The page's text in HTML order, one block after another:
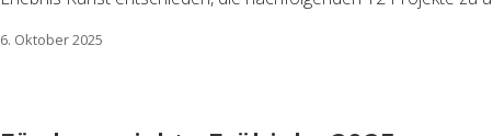
6. Oktober 2025